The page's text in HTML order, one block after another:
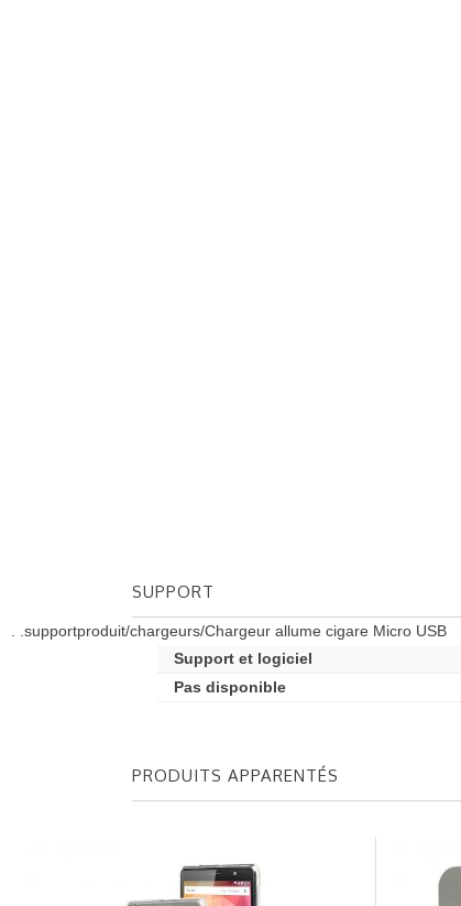
SUPPORT
. .supportproduit/chargeurs/Chargeur allume cigare Micro USB
Support et logiciel
Pas disponible
PRODUITS APPARENTÉS